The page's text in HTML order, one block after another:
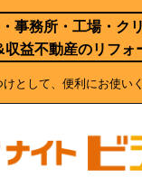
事務所・工場・ク
収益不動産のリフォ
けとして、便利にお使い